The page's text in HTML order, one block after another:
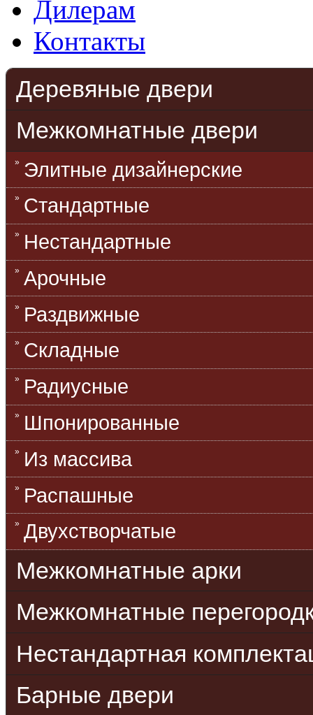
Дилерам
Контакты
Деревяные двери
Межкомнатные двери
Элитные дизайнерские
Стандартные
Нестандартные
Арочные
Раздвижные
Складные
Радиусные
Шпонированные
Из массива
Распашные
Двухстворчатые
Межкомнатные арки
Межкомнатные
Нестандартная
Барные двери